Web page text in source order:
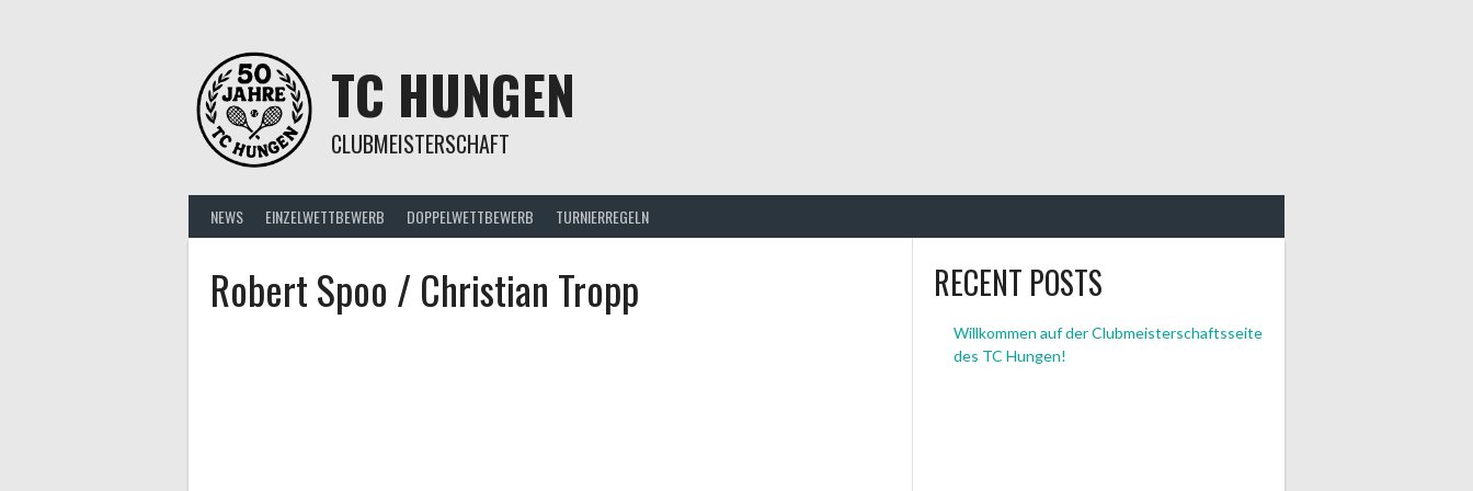
TC HUNGEN
CLUBMEISTERSCHAFT
NEWS EINZELWETTBEWERB DOPPELWETTBEWERB TURNIERREGELN
Robert Spoo / Christian Tropp RECENT POSTS
Willkommen auf der Clubmeisterschaftsseite
des TC Hungen!